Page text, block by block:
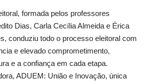
formada pelos professores
Dias, Carla Cecília Almeida e Érica
conduziu todo o processo eleitoral com
e elevado comprometimento,
e a confiança em cada etapa.
ADUEM: União e Inovação, única